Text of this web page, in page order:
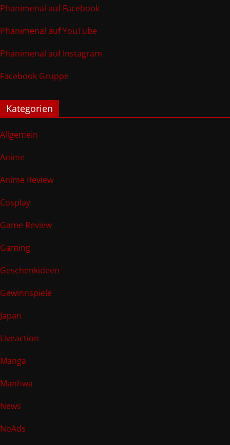
Phanimenal auf Facebook
Phanimenal auf YouTube
Phanimenal auf Instagram
Facebook Gruppe
Kategorien
Allgemein
Anime
Anime Review
Cosplay
Game Review
Gaming
Geschenkideen
Gewinnspiele
Japan
Liveaction
Manga
Manhwa
News
NoAds